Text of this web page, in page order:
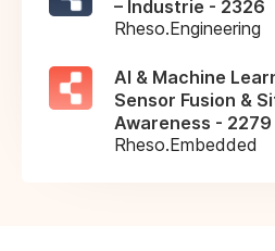
– Industrie - 2326
Rheso.Engineering
AI & Machine
Sensor Fusion &
Awareness - 2279
Rheso.Embedded